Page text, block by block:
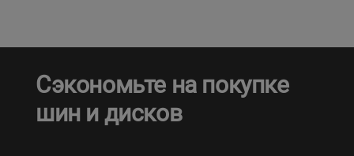
Сэкономьте на покупке
шин и дисков